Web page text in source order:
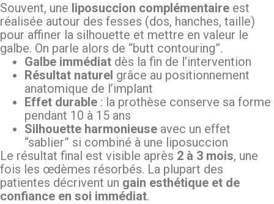
Souvent, une liposuccion complémentaire est
réalisée autour des fesses (dos, hanches, taille)
pour affiner la silhouette et mettre en valeur le
galbe. On parle alors de “butt contouring”.
Galbe immédiat dès la fin de l’intervention
Résultat naturel grâce au positionnement
anatomique de l’implant
Effet durable : la prothèse conserve sa forme
pendant 10 à 15 ans
Silhouette harmonieuse avec un effet
“sablier” si combiné à une liposuccion
Le résultat final est visible après 2 à 3 mois, une
fois les œdèmes résorbés. La plupart des
patientes décrivent un gain esthétique et de
confiance en soi immédiat.